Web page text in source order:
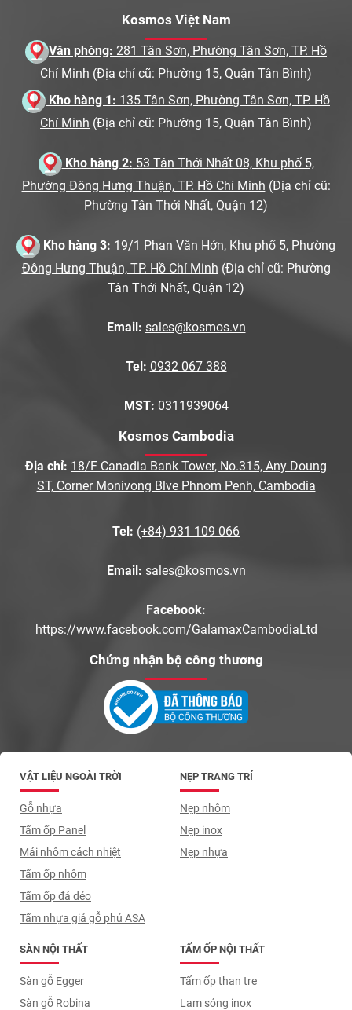
Kosmos Việt Nam
Văn phòng: 281 Tân Sơn, Phường Tân Sơn, TP. Hồ
Chí Minh (Địa chỉ cũ: Phường 15, Quận Tân Bình)
Kho hàng 1: 135 Tân Sơn, Phường Tân Sơn, TP. Hồ
Chí Minh (Địa chỉ cũ: Phường 15, Quận Tân Bình)
Kho hàng 2: 53 Tân Thới Nhất 08, Khu phố 5,
Phường Đông Hưng Thuận, TP. Hồ Chí Minh (Địa chỉ cũ:
Phường Tân Thới Nhất, Quận 12)
Kho hàng 3: 19/1 Phan Văn Hớn, Khu phố 5, Phường
Đông Hưng Thuận, TP. Hồ Chí Minh (Địa chỉ cũ: Phường
Tân Thới Nhất, Quận 12)
Email: sales@kosmos.vn
Tel: 0932 067 388
MST: 0311939064
Kosmos Cambodia
Địa chỉ: 18/F Canadia Bank Tower, No.315, Any Doung
ST, Corner Monivong Blve Phnom Penh, Cambodia
Tel: (+84) 931 109 066
Email: sales@kosmos.vn
Facebook:
https://www.facebook.com/GalamaxCambodiaLtd
Chứng nhận bộ công thương
VẬT LIỆU NGOÀI TRỜI
Gỗ nhựa
Tấm ốp Panel
Mái nhôm cách nhiệt
Tấm ốp nhôm
Tấm ốp đá dẻo
Tấm nhựa giả gỗ phủ ASA
TẤM ỐP NỘI THẤT
Tấm ốp than tre
Lam sóng inox
SÀN NỘI THẤT
Sàn gỗ Egger
Sàn gỗ Robina
NẸP TRANG TRÍ
Nẹp nhôm
Nẹp inox
Nẹp nhựa